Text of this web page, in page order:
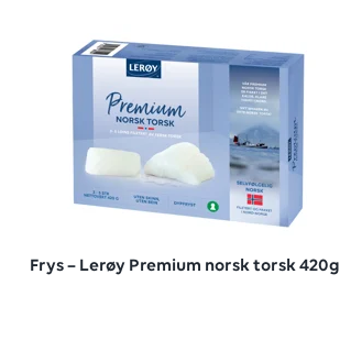
Frys – Lerøy Premium norsk torsk 420g